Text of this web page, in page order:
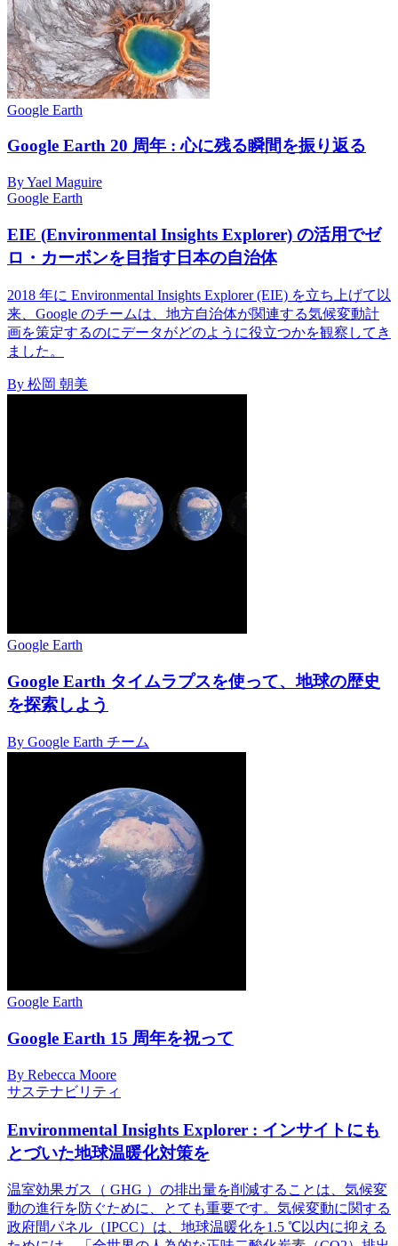
Google Earth
Google Earth 20 周年 : 心に残る瞬間を振り返る
By Yael Maguire
Google Earth
EIE (Environmental Insights Explorer) の活用でゼ
ロ・カーボンを目指す日本の自治体
2018 年に Environmental Insights Explorer (EIE) を立ち上げて以
来、Google のチームは、地方自治体が関連する気候変動計
画を策定するのにデータがどのように役立つかを観察してき
ました。
By 松岡 朝美
Google Earth
Google Earth タイムラプスを使って、地球の歴史
を探索しよう
By Google Earth チーム
Google Earth
Google Earth 15 周年を祝って
By Rebecca Moore
サステナビリティ
Environmental Insights Explorer : インサイトにも
とづいた地球温暖化対策を
温室効果ガス（ GHG ）の排出量を削減することは、気候変
動の進行を防ぐために、とても重要です。気候変動に関する
政府間パネル（IPCC）は、地球温暖化を1.5 ℃以内に抑える